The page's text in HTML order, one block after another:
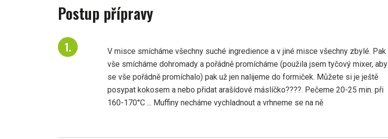
Postup přípravy
V misce smícháme všechny suché ingredience a v jiné misce všechny zbylé. Pak
vše smícháme dohromady a pořádně promícháme (použila jsem tyčový mixer, aby
se vše pořádně promíchalo) pak už jen nalijeme do formiček. Můžete si je ještě
posypat kokosem a nebo přidat arašídové máslíčko????. Pečeme 20-25 min. při
160-170°C ... Muffiny necháme vychladnout a vrhneme se na ně